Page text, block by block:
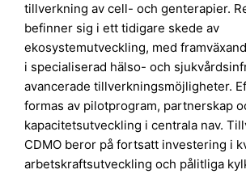
tillverkning av cell- och genterapier.
befinner sig i ett tidigare skede av
ekosystemutveckling, med
i specialiserad hälso- och
avancerade tillverkningsmöjligheter.
formas av pilotprogram, partnerskap
kapacitetsutveckling i centrala nav.
CDMO beror på fortsatt investering i
arbetskraftsutveckling och pålitliga